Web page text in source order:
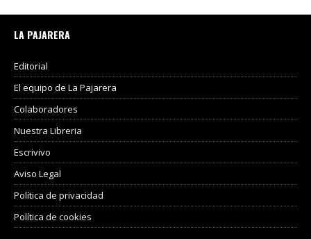
LA PAJARERA
Editorial
El equipo de La Pajarera
Colaboradores
Nuestra Libreria
Escrivivo
Aviso Legal
Política de privacidad
Política de cookies